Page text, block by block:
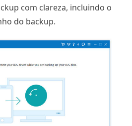
com clareza, incluindo o
do backup.